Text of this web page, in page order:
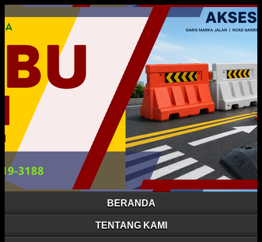
BERANDA
TENTANG KAMI